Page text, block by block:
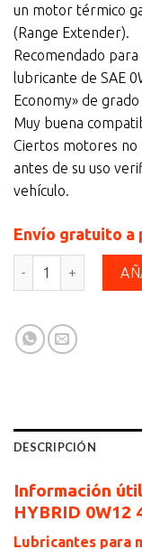
un motor térmico
(Range Extender).
Recomendado
lubricante de SAE
Economy» de
Muy buena
Ciertos motores no
antes de su uso
vehículo.
Envío gratuito a
MOTUL HYBRID
DESCRIPCIÓN
Información
HYBRID 0W12
Lubricantes para